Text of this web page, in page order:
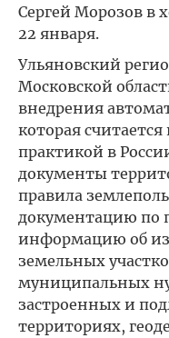
Сергей Морозов в
22 января.
Ульяновский
Московской
внедрения
которая
практикой в
документы
правила
документацию по
информацию об
земельных
муниципальных
застроенных и
территориях,